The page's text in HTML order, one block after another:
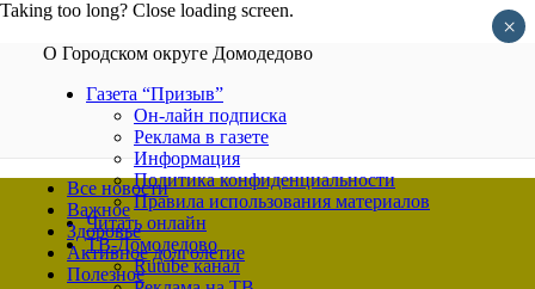
Taking too long? Close loading screen.
О Городском округе Домодедово
Газета “Призыв”
Он-лайн подписка
Реклама в газете
Информация
Политика конфиденциальности
Правила использования материалов
Читать онлайн
ТВ-Домодедово
Rutube канал
Все новости
Важное
Здоровье
Активное долголетие
Полезное
×